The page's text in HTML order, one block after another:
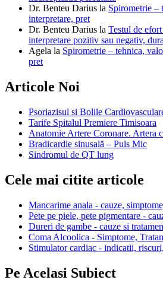
Dr. Benteu Darius la Spirometrie –
interpretare, pret
Dr. Benteu Darius la Testul de
interpretare pozitiv sau negativ,
Agela la Spirometrie – tehnica,
pret
Articole Noi
Psoriazisul si Bolile
Tarife Spitalul Premiere Timisoara
Anatomie Artere Coronare. Artera
Bradicardie sinusală – Puls Mic
Sindromul de QT lung
Cele mai citite articole
Mancarime anala - cauze,
Pete pe piele, pete pigmentare -
Dureri de gambe - cauze si
Coma Alcoolica - Simptome,
Stimulator cardiac - indicatii,
Pe Acelasi Subiect